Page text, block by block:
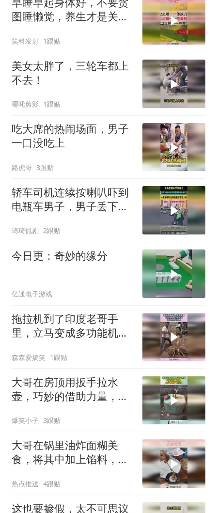
图睡懒觉，养生才是关
笑料发射 1跟贴
美女太胖了，三轮车都上
不去！
哪吒剪影 1跟贴
吃大席的热闹场面，男子
一口没吃上
路虎哥 3跟贴
轿车司机连续按喇叭吓到
电瓶车男子，男子丢下电
琦琦侃剧 2跟贴
今日更：奇妙的缘分
亿通电子游戏
拖拉机到了印度老哥手
里，立马变成多功能机
森森爱搞笑 1跟贴
大哥在房顶用扳手拉水
壶，巧妙的借助力量，脑
爆笑小子 3跟贴
大哥在锅里油炸面糊美
食，将其中加上馅料，下
热点推送 4跟贴
这也要掺假，太不可思议